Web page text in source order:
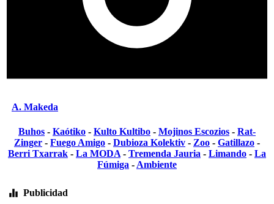
A. Makeda
Buhos - Kaótiko - Kulto Kultibo - Mojinos Escozios - Rat-
Zinger - Fuego Amigo - Dubioza Kolektiv - Zoo - Gatillazo -
Berri Txarrak - La MODA - Tremenda Jauria - Limando - La
Fúmiga - Ambiente
Publicidad